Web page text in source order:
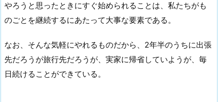
やろうと思ったときにすぐ始められることは、私たちがも
のごとを継続するにあたって大事な要素である。
なお、そんな気軽にやれるものだから、2年半のうちに出張
先だろうが旅行先だろうが、実家に帰省していようが、毎
日続けることができている。